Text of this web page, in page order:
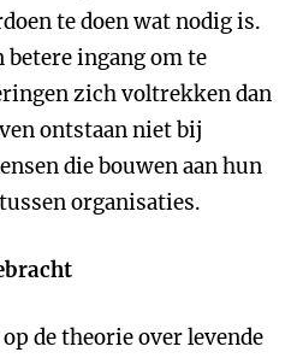
te doen wat nodig is.
betere ingang om te
zich voltrekken dan
ontstaan niet bij
die bouwen aan hun
organisaties.
de theorie over levende